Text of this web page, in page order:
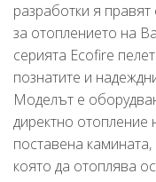
разработки я
за отоплението на
серията Ecofire
познатите и
Моделът е
директно
поставена
която да отоплява